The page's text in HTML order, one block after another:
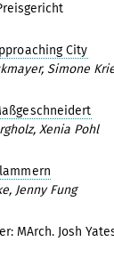
City
Simone
Xenia Pohl
Jenny Fung
MArch. Josh